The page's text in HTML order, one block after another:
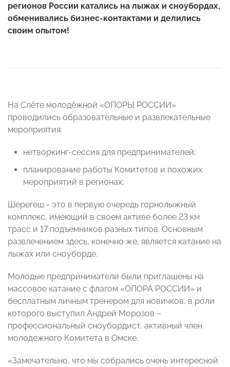
регионов России катались на лыжах и сноубордах,
обменивались бизнес-контактами и делились
своим опытом!
На Слёте молодёжной «ОПОРЫ РОССИИ»
проводились образовательные и развлекательные
мероприятия:
нетворкинг-сессия для предпринимателей;
планирование работы Комитетов и похожих
мероприятий в регионах;
Шерегеш - это в первую очередь горнолыжный
комплекс, имеющий в своем активе более 23 км
трасс и 17 подъемников разных типов. Основным
развлечением здесь, конечно же, является катание на
лыжах или сноуборде.
Молодые предприниматели были приглашены на
массовое катание с флагом «ОПОРА РОССИИ» и
бесплатным личным тренером для новичков, в роли
которого выступил Андрей Морозов –
профессиональный сноубордист, активный член
молодежного Комитета в Омске.
«Замечательно, что мы собрались очень интересной